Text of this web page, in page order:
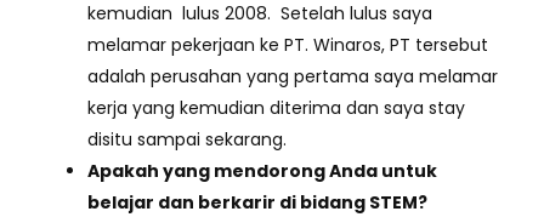
kemudian lulus 2008. Setelah lulus saya
melamar pekerjaan ke PT. Winaros, PT tersebut
adalah perusahan yang pertama saya melamar
kerja yang kemudian diterima dan saya stay
disitu sampai sekarang.
Apakah yang mendorong Anda untuk
belajar dan berkarir di bidang STEM?